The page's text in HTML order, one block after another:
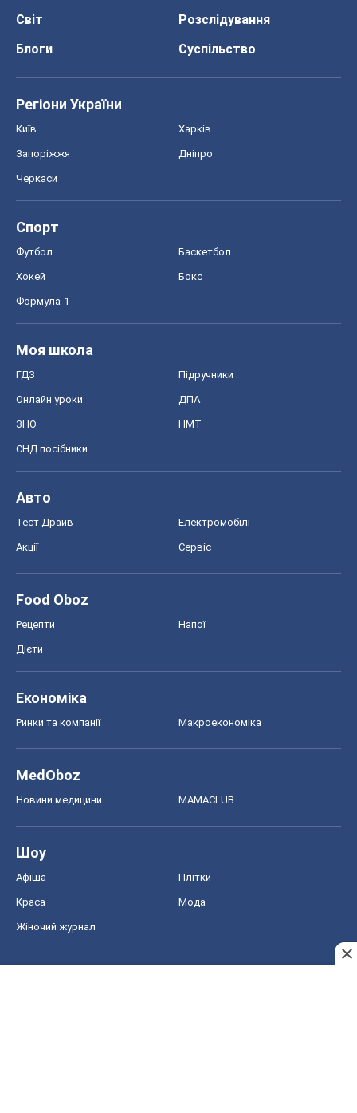
Світ
Розслідування
Блоги
Суспільство
Регіони України
Київ Харків
Запоріжжя Дніпро
Черкаси
Спорт
Футбол Баскетбол
Хокей Бокс
Формула-1
Моя школа
ГДЗ Підручники
Онлайн уроки ДПА
ЗНО НМТ
СНД посібники
Авто
Тест Драйв Електромобілі
Акції Сервіс
Food Oboz
Рецепти Напої
Дієти
Економіка
Ринки та компанії Макроекономіка
MedOboz
Новини медицини MAMACLUB
Шоу
Афіша Плітки
Краса Мода
Жіночий журнал